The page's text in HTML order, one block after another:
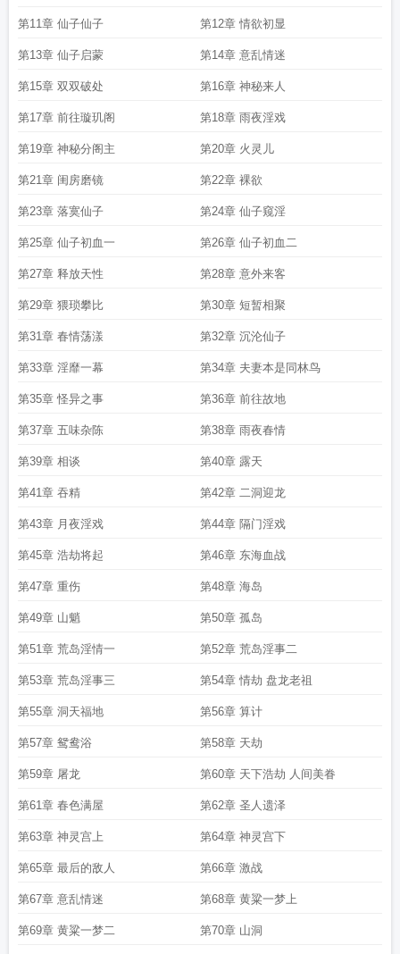
第11章 仙子仙子 第12章 情欲初显
第13章 仙子启蒙 第14章 意乱情迷
第15章 双双破处 第16章 神秘来人
第17章 前往璇玑阁 第18章 雨夜淫戏
第19章 神秘分阁主 第20章 火灵儿
第21章 闺房磨镜 第22章 裸欲
第23章 落寞仙子 第24章 仙子窥淫
第25章 仙子初血一 第26章 仙子初血二
第27章 释放天性 第28章 意外来客
第29章 猥琐攀比 第30章 短暂相聚
第31章 春情荡漾 第32章 沉沦仙子
第33章 淫靡一幕 第34章 夫妻本是同林鸟
第35章 怪异之事 第36章 前往故地
第37章 五味杂陈 第38章 雨夜春情
第39章 相谈 第40章 露天
第41章 吞精 第42章 二洞迎龙
第43章 月夜淫戏 第44章 隔门淫戏
第45章 浩劫将起 第46章 东海血战
第47章 重伤 第48章 海岛
第49章 山魈 第50章 孤岛
第51章 荒岛淫情一 第52章 荒岛淫事二
第53章 荒岛淫事三 第54章 情劫 盘龙老祖
第55章 洞天福地 第56章 算计
第57章 鸳鸯浴 第58章 天劫
第59章 屠龙 第60章 天下浩劫 人间美眷
第61章 春色满屋 第62章 圣人遗泽
第63章 神灵宫上 第64章 神灵宫下
第65章 最后的敌人 第66章 激战
第67章 意乱情迷 第68章 黄粱一梦上
第69章 黄粱一梦二 第70章 山洞